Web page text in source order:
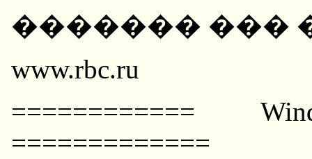
������� ���
www.rbc.ru
============
=============